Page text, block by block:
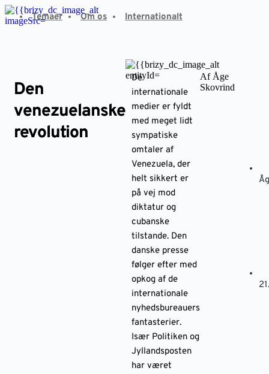
Fortsæt
til
Temaer Om os Internationalt
Den
venezuelanske
revolution
De
internationale
medier er fyldt
med meget lidt
sympatiske
omtaler af
Venezuela, der
helt sikkert er
på vej mod
diktatur og
cubanske
tilstande. Den
danske presse
følger efter med
opkog af de
internationale
nyhedsbureauers
fantasterier.
Især Politiken og
Jyllandsposten
har været
Af Åge
Skovrind